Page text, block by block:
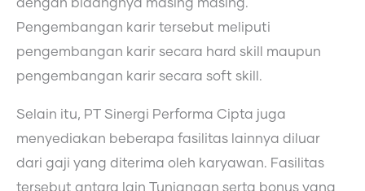
dengan bidangnya masing masing.
Pengembangan karir tersebut meliputi
pengembangan karir secara hard skill maupun
pengembangan karir secara soft skill.
Selain itu, PT Sinergi Performa Cipta juga
menyediakan beberapa fasilitas lainnya diluar
dari gaji yang diterima oleh karyawan. Fasilitas
tersebut antara lain Tunjangan serta bonus yang